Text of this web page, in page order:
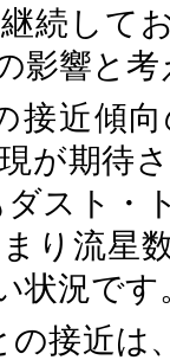
続して
影響と
接近傾
が期待
スト・
り流星
状況です
接近は